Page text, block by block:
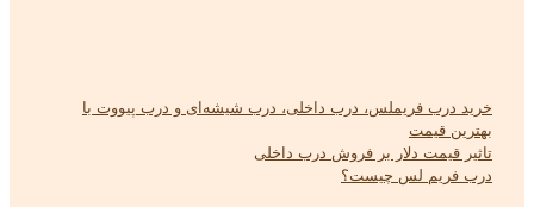
خرید درب فریملس، درب داخلی، درب شیشه‌ای و درب پیووت با
بهترین قیمت
تاثیر قیمت دلار بر فروش درب داخلی
درب فریم لس چیست؟